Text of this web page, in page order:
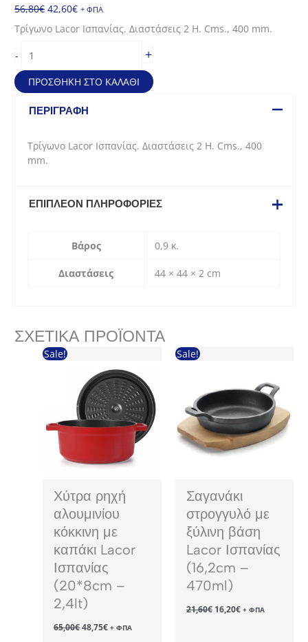
56,80€ Original
price
was:
42,60€Η
τρέχουσα
τιμή
+ ΦΠΑ
Τρίγωνο Lacor Ισπανίας. Διαστάσεις 2 H. Cms., 400 mm.
-
πολυαιθυλενίου
Lacor
Ισπανίας
ποσότητα
+
ΠΡΟΣΘΉΚΗ ΣΤΟ ΚΑΛΆΘΙ
ΠΕΡΙΓΡΑΦΉ
Τρίγωνο Lacor Ισπανίας. Διαστάσεις 2 H. Cms., 400
mm.
ΕΠΙΠΛΈΟΝ ΠΛΗΡΟΦΟΡΊΕΣ
Βάρος 0,9 κ.
Διαστάσεις 44 × 44 × 2 cm
ΣΧΕΤΙΚΆ ΠΡΟΪΌΝΤΑ
Sale!
Χύτρα ρηχή
αλουμινίου
κόκκινη με
καπάκι Lacor
Ισπανίας
(20*8cm –
2,4lt)
65,00€ Original
price
48,75€Η+ ΦΠΑ
Sale!
Σαγανάκι
στρογγυλό με
ξύλινη βάση
Lacor Ισπανίας
(16,2cm –
470ml)
21,60€ Original
price
16,20€Η+ ΦΠΑ